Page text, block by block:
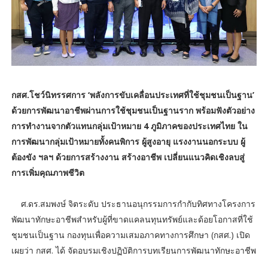
กสศ.โชว์นิทรรศการ ‘พลังการขับเคลื่อนประเทศที่ใช้ชุมชนเป็นฐาน’
ด้วยการพัฒนาอาชีพผ่านการใช้ชุมชนเป็นฐานราก พร้อมฟังตัวอย่าง
การทำงานจากตัวแทนกลุ่มเป้าหมาย 4 ภูมิภาคของประเทศไทย ใน
การพัฒนากลุ่มเป้าหมายทั้งคนพิการ ผู้สูงอายุ แรงงานนอกระบบ ผู้
ต้องขัง ฯลฯ ด้วยการสร้างงาน สร้างอาชีพ เปลี่ยนแนวคิดเชิงลบสู่
การเพิ่มคุณภาพชีวิต
ศ.ดร.สมพงษ์ จิตระดับ ประธานอนุกรรมการกำกับทิศทางโครงการ
พัฒนาทักษะอาชีพสำหรับผู้ที่ขาดแคลนทุนทรัพย์และด้อยโอกาสที่ใช้
ชุมชนเป็นฐาน กองทุนเพื่อความเสมอภาคทางการศึกษา (กสศ.) เปิด
เผยว่า กสศ. ได้ จัดอบรมเชิงปฏิบัติการบทเรียนการพัฒนาทักษะอาชีพ